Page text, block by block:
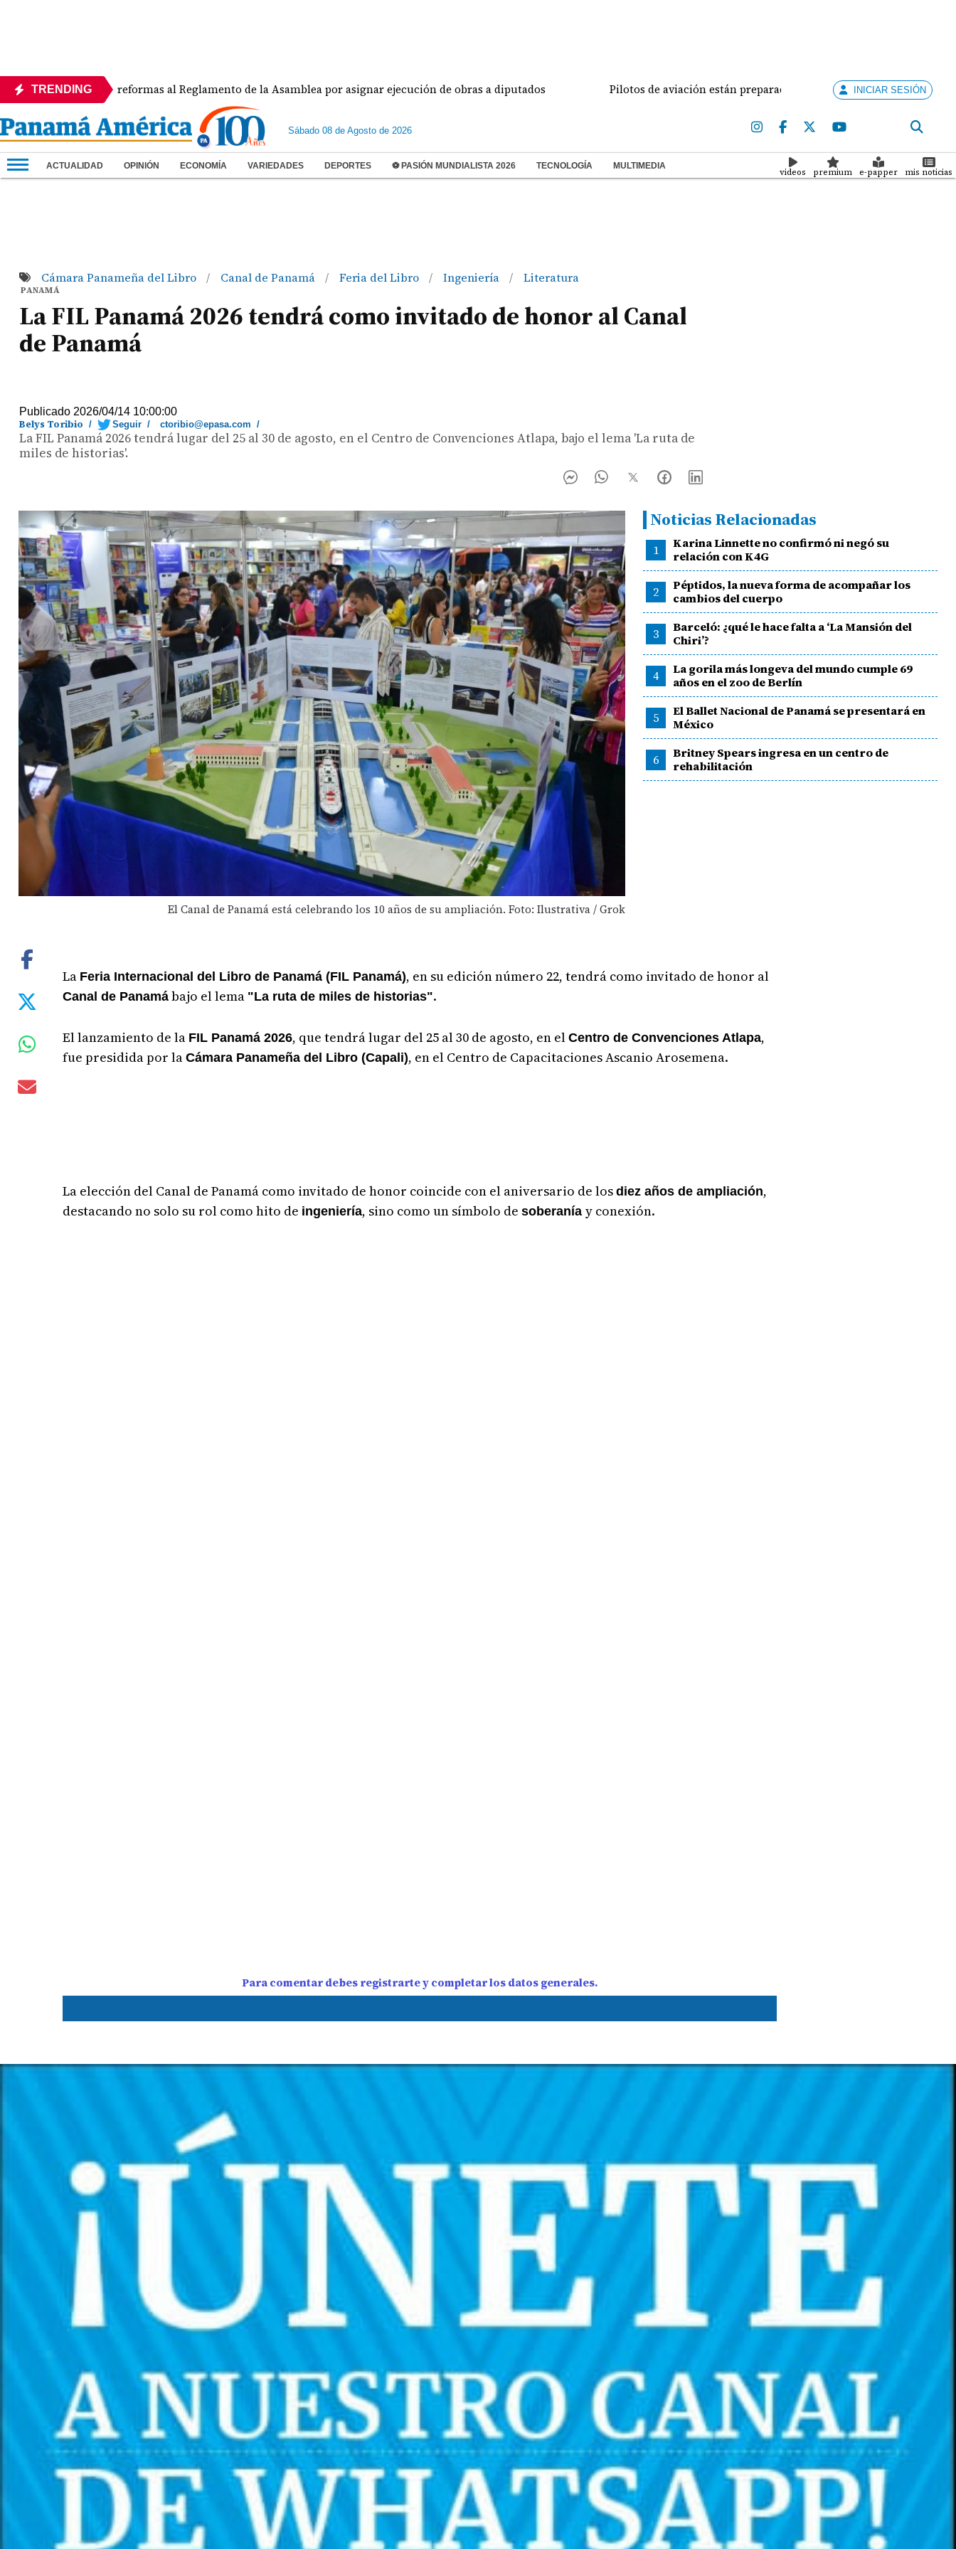
TRENDING
reformas al Reglamento de la Asamblea por asignar ejecución de obras a diputados Pilotos de aviación están preparados para ejercer la docencia INICIAR SESIÓN
Sábado 08 de Agosto de 2026
ACTUALIDAD OPINIÓN ECONOMÍA VARIEDADES DEPORTES ⚽ PASIÓN MUNDIALISTA 2026 TECNOLOGÍA MULTIMEDIA
videos premium e-papper mis noticias
Cámara Panameña del Libro / Canal de Panamá / Feria del Libro / Ingeniería / Literatura
PANAMÁ
La FIL Panamá 2026 tendrá como invitado de honor al Canal
de Panamá
Publicado 2026/04/14 10:00:00
Belys Toribio / Seguir / ctoribio@epasa.com /
La FIL Panamá 2026 tendrá lugar del 25 al 30 de agosto, en el Centro de Convenciones Atlapa, bajo el lema 'La ruta de
miles de historias'.
El Canal de Panamá está celebrando los 10 años de su ampliación. Foto: Ilustrativa / Grok
Noticias Relacionadas
1
Karina Linnette no confirmó ni negó su
relación con K4G
2
Péptidos, la nueva forma de acompañar los
cambios del cuerpo
3
Barceló: ¿qué le hace falta a ‘La Mansión del
Chiri’?
4
La gorila más longeva del mundo cumple 69
años en el zoo de Berlín
5
El Ballet Nacional de Panamá se presentará en
México
6
Britney Spears ingresa en un centro de
rehabilitación
La Feria Internacional del Libro de Panamá (FIL Panamá), en su edición número 22, tendrá como invitado de honor al
Canal de Panamá bajo el lema "La ruta de miles de historias".
El lanzamiento de la FIL Panamá 2026, que tendrá lugar del 25 al 30 de agosto, en elCentro de Convenciones Atlapa,
fue presidida por laCámara Panameña del Libro (Capali), en el Centro de Capacitaciones Ascanio Arosemena.
La elección del Canal de Panamá como invitado de honor coincide con el aniversario de losdiez años de ampliación,
destacando no solo su rol como hito de ingeniería, sino como un símbolo desoberaníay conexión.
Para comentar debes registrarte y completar los datos generales.